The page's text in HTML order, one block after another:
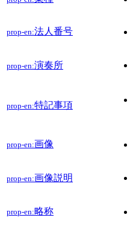
prop-en:法人番号
prop-en:演奏所
prop-en:特記事項
prop-en:画像
prop-en:画像説明
prop-en:略称